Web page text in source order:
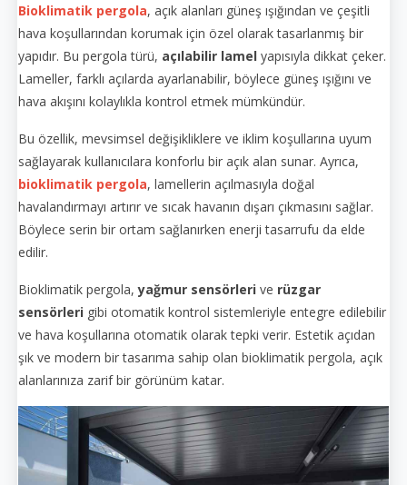
Bioklimatik pergola, açık alanları güneş ışığından ve çeşitli
hava koşullarından korumak için özel olarak tasarlanmış bir
yapıdır. Bu pergola türü, açılabilir lamel yapısıyla dikkat çeker.
Lameller, farklı açılarda ayarlanabilir, böylece güneş ışığını ve
hava akışını kolaylıkla kontrol etmek mümkündür.
Bu özellik, mevsimsel değişikliklere ve iklim koşullarına uyum
sağlayarak kullanıcılara konforlu bir açık alan sunar. Ayrıca,
bioklimatik pergola, lamellerin açılmasıyla doğal
havalandırmayı artırır ve sıcak havanın dışarı çıkmasını sağlar.
Böylece serin bir ortam sağlanırken enerji tasarrufu da elde
edilir.
Bioklimatik pergola,yağmur sensörleri ve rüzgar
sensörleri gibi otomatik kontrol sistemleriyle entegre edilebilir
ve hava koşullarına otomatik olarak tepki verir. Estetik açıdan
şık ve modern bir tasarıma sahip olan bioklimatik pergola, açık
alanlarınıza zarif bir görünüm katar.